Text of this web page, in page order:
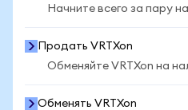
Начните всего за пару
Продать VRTXon
Обменяйте VRTXon на
Обменять VRTXon